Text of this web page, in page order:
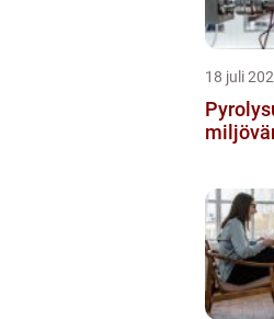
18 juli
Pyrolysugn